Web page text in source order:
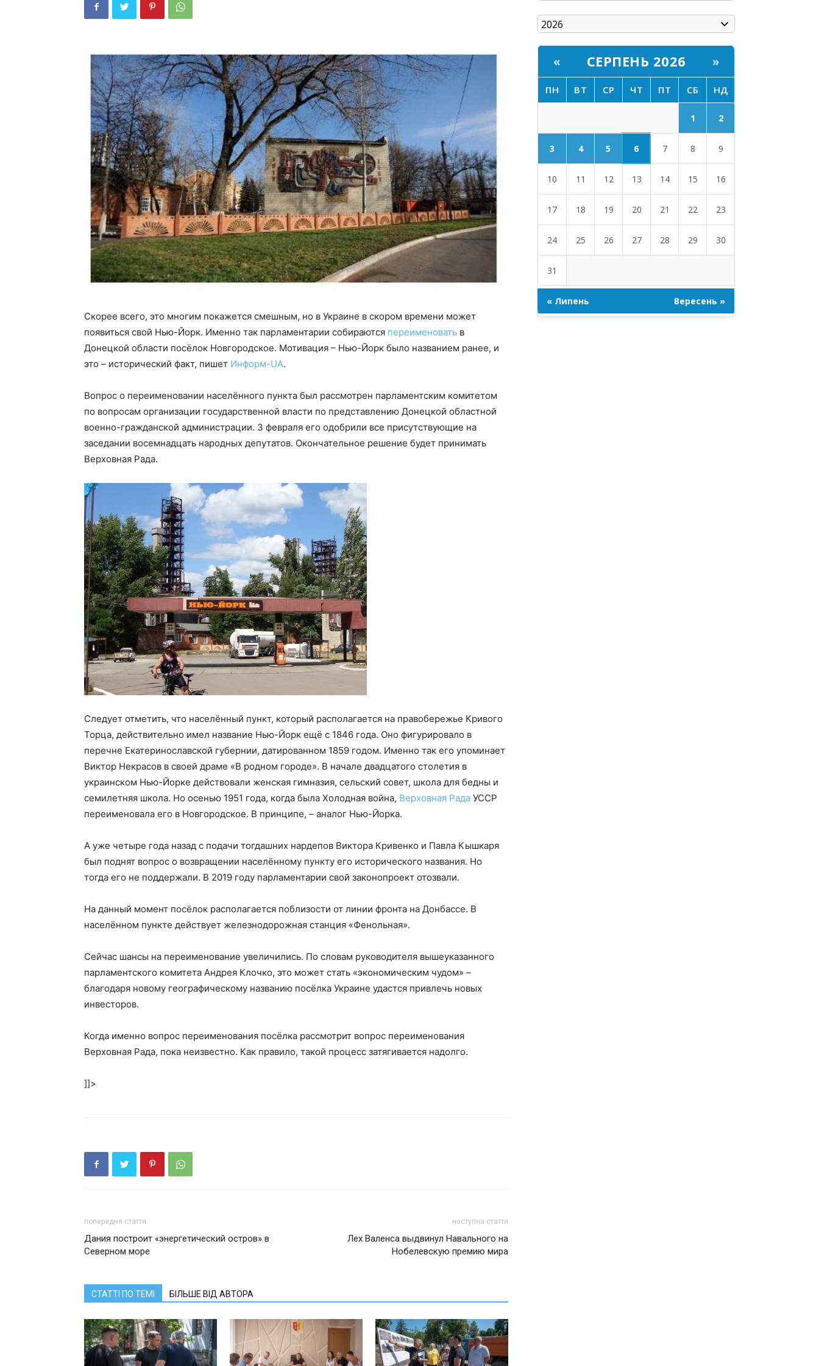
Скорее всего, это многим покажется смешным, но в Украине в скором времени может
появиться свой Нью-Йорк. Именно так парламентарии собираются переименовать в
Донецкой области посёлок Новгородское. Мотивация – Нью-Йорк было названием ранее, и
это – исторический факт, пишет Информ-UA.
Вопрос о переименовании населённого пункта был рассмотрен парламентским комитетом
по вопросам организации государственной власти по представлению Донецкой областной
военно-гражданской администрации. 3 февраля его одобрили все присутствующие на
заседании восемнадцать народных депутатов. Окончательное решение будет принимать
Верховная Рада.
Следует отметить, что населённый пункт, который располагается на правобережье Кривого
Торца, действительно имел название Нью-Йорк ещё с 1846 года. Оно фигурировало в
перечне Екатеринославской губернии, датированном 1859 годом. Именно так его упоминает
Виктор Некрасов в своей драме «В родном городе». В начале двадцатого столетия в
украинском Нью-Йорке действовали женская гимназия, сельский совет, школа для бедны и
семилетняя школа. Но осенью 1951 года, когда была Холодная война, Верховная Рада УССР
переименовала его в Новгородское. В принципе, – аналог Нью-Йорка.
А уже четыре года назад с подачи тогдашних нардепов Виктора Кривенко и Павла Кышкаря
был поднят вопрос о возвращении населённому пункту его исторического названия. Но
тогда его не поддержали. В 2019 году парламентарии свой законопроект отозвали.
На данный момент посёлок располагается поблизости от линии фронта на Донбассе. В
населённом пункте действует железнодорожная станция «Фенольная».
Сейчас шансы на переименование увеличились. По словам руководителя вышеуказанного
парламентского комитета Андрея Клочко, это может стать «экономическим чудом» –
благодаря новому географическому названию посёлка Украине удастся привлечь новых
инвесторов.
Когда именно вопрос переименования посёлка рассмотрит вопрос переименования
Верховная Рада, пока неизвестно. Как правило, такой процесс затягивается надолго.
]]>
попередня стаття
Дания построит «энергетический остров» в
Северном море
наступна стаття
Лех Валенса выдвинул Навального на
Нобелевскую премию мира
СТАТТІ ПО ТЕМІ БІЛЬШЕ ВІД АВТОРА
« СЕРПЕНЬ 2026 »
ПН ВТ СР ЧТ ПТ СБ НД
1 2
3 4 5 6 7 8 9
10 11 12 13 14 15 16
17 18 19 20 21 22 23
24 25 26 27 28 29 30
31
« Липень Вересень »